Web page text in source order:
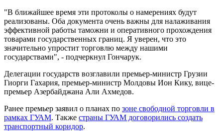
"В ближайшее время эти протоколы о намерениях будут
реализованы. Оба документа очень важны для налаживания
эффективной работы таможни и оперативного прохождения
товарами государственных границ. Я уверен, что это
значительно упростит торговлю между нашими
государствами", - подчеркнул Гончарук.
Делегации государств возглавили премьер-министр Грузии
Гиорги Гахария, премьер-министр Молдовы Ион Кику, вице-
премьер Азербайджана Али Ахмедов.
Ранее премьер заявил о планах по зоне свободной торговли в
рамках ГУАМ. Также страны ГУАМ договорились создать
транспортный коридор.